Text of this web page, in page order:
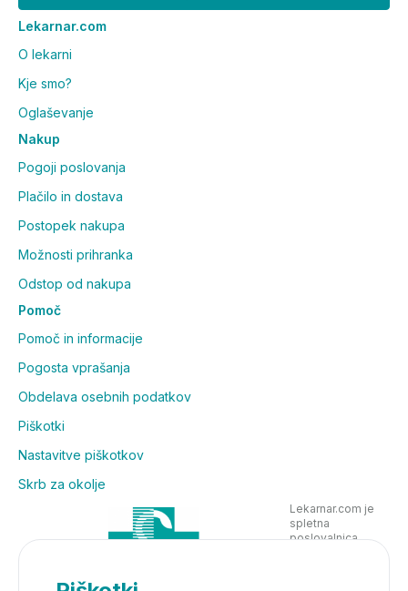
Lekarnar.com
O lekarni
Kje smo?
Oglaševanje
Nakup
Pogoji poslovanja
Plačilo in dostava
Postopek nakupa
Možnosti prihranka
Odstop od nakupa
Pomoč
Pomoč in informacije
Pogosta vprašanja
Obdelava osebnih podatkov
Piškotki
Nastavitve piškotkov
Skrb za okolje
Lekarnar.com je
spletna
poslovalnica